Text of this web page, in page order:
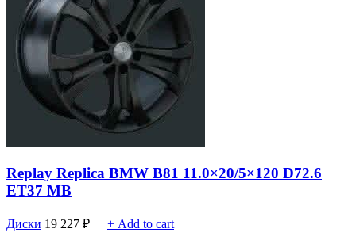
Replay Replica BMW B81 11.0×20/5×120 D72.6
ET37 MB
Диски 19 227 ₽ + Add to cart